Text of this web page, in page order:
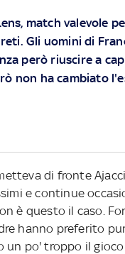
match valevole
reti. Gli uomini di
però riuscire a
non ha cambiato
di fronte
e continue
è questo il caso.
hanno preferito
po' troppo il